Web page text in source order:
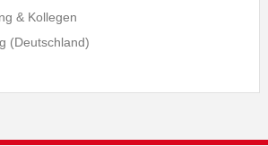
& Kollegen
(Deutschland)